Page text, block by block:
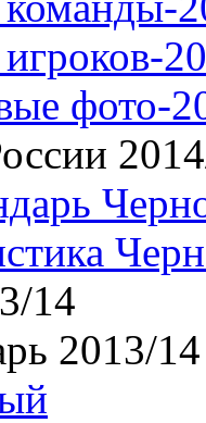
фото-
14
2013/14